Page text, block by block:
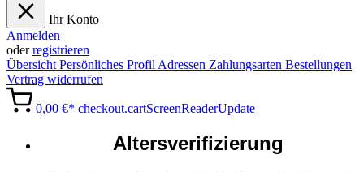
Ihr Konto
Anmelden
oderregistrieren
Übersicht Persönliches Profil Adressen Zahlungsarten Bestellungen
Vertrag widerrufen
0,00 €* checkout.cartScreenReaderUpdate
Altersverifizierung